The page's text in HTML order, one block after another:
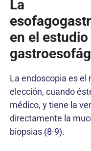
La
en el
La endoscopia es el
elección, cuando
médico, y tiene la
directamente la
biopsias (8-9).